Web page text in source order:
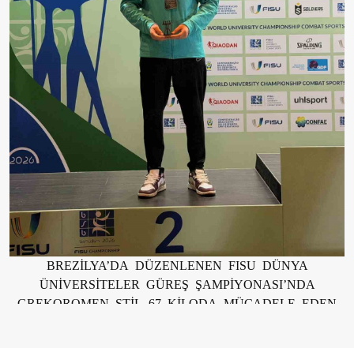
BREZİLYA’DA DÜZENLENEN FISU DÜNYA
ÜNİVERSİTELER GÜREŞ ŞAMPİYONASI’NDA
GREKOROMEN STİL 67 KİLODA MÜCADELE EDEN